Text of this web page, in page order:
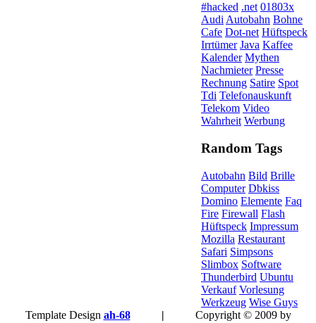
#hacked .net 01803x
Audi Autobahn Bohne
Cafe Dot-net Hüftspeck
Irrtümer Java Kaffee
Kalender Mythen
Nachmieter Presse
Rechnung Satire Spot
Tdi Telefonauskunft
Telekom Video
Wahrheit Werbung
Random Tags
Autobahn Bild Brille
Computer Dbkiss
Domino Elemente Faq
Fire Firewall Flash
Hüftspeck Impressum
Mozilla Restaurant
Safari Simpsons
Slimbox Software
Thunderbird Ubuntu
Verkauf Vorlesung
Werkzeug Wise Guys
Template Design ah-68 | Copyright © 2009 by